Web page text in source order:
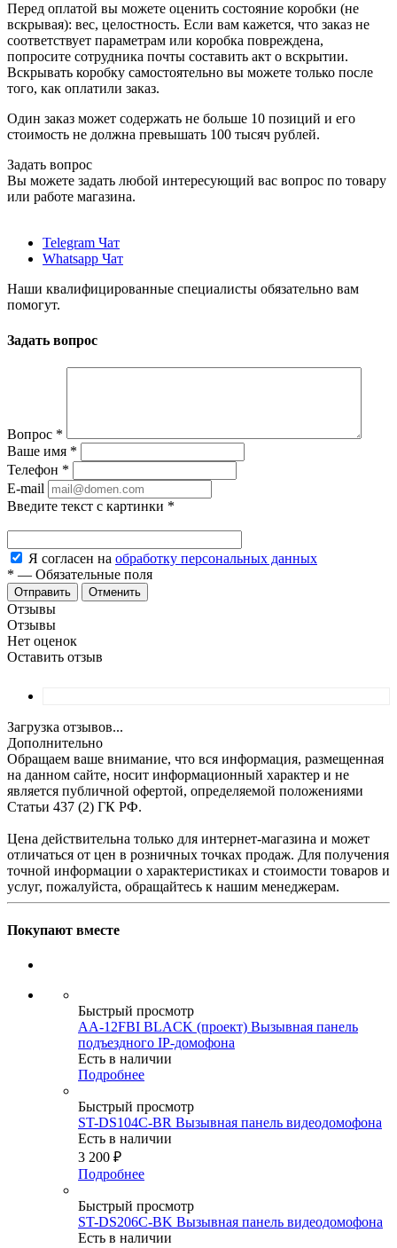
Перед оплатой вы можете оценить состояние коробки (не
вскрывая): вес, целостность. Если вам кажется, что заказ не
соответствует параметрам или коробка повреждена,
попросите сотрудника почты составить акт о вскрытии.
Вскрывать коробку самостоятельно вы можете только после
того, как оплатили заказ.
Один заказ может содержать не больше 10 позиций и его
стоимость не должна превышать 100 тысяч рублей.
Задать вопрос
Вы можете задать любой интересующий вас вопрос по товару
или работе магазина.
Telegram Чат
Whatsapp Чат
Наши квалифицированные специалисты обязательно вам
помогут.
Задать вопрос
Вопрос *
Ваше имя *
Телефон *
E-mail
Введите текст с картинки *
Я согласен на обработку персональных данных
* — Обязательные поля
Отменить
Отзывы
Отзывы
Нет оценок
Оставить отзыв
Загрузка отзывов...
Дополнительно
Обращаем ваше внимание, что вся информация, размещенная
на данном сайте, носит информационный характер и не
является публичной офертой, определяемой положениями
Статьи 437 (2) ГК РФ.
Цена действительна только для интернет-магазина и может
отличаться от цен в розничных точках продаж. Для получения
точной информации о характеристиках и стоимости товаров и
услуг, пожалуйста, обращайтесь к нашим менеджерам.
Покупают вместе
Быстрый просмотр
AA-12FBI BLACK (проект) Вызывная панель
подъездного IP-домофона
Есть в наличии
Подробнее
Быстрый просмотр
ST-DS104C-BR Вызывная панель видеодомофона
Есть в наличии
3 200 ₽
Подробнее
Быстрый просмотр
ST-DS206C-BK Вызывная панель видеодомофона
Есть в наличии